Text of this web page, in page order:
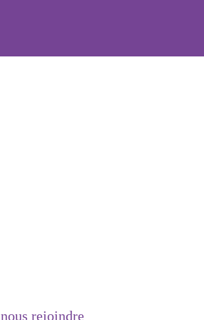
nous rejoindre